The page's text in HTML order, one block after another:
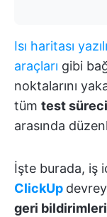
Isı haritası
araçları gibi
noktalarını
tüm test
arasında
İşte burada, iş
ClickUp
geri